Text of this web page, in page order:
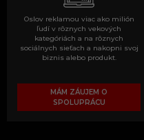
Oslov reklamou viac ako milión
ľudí v rôznych vekových
kategóriách a na rôznych
sociálnych sieťach a nakopni svoj
biznis alebo produkt.
MÁM ZÁUJEM O
SPOLUPRÁCU